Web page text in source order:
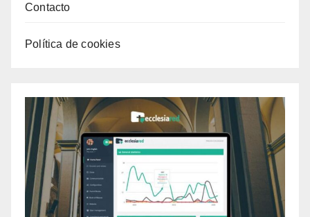
Contacto
Política de cookies